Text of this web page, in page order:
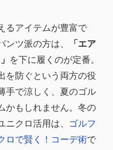
るアイテムが豊富で
ツ派の方は、
「エア
を下に履くのが定番。
を防ぐという両方の役
手で涼しく、夏のゴル
かもしれません。冬の
クロ活用は、
ゴルフ
ロで賢く！コーデ術で